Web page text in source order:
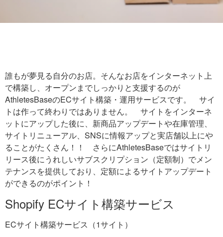
誰もが夢見る自分のお店。そんなお店をインターネット上
で構築し、オープンまでしっかりと支援するのが
AthletesBaseのECサイト構築・運用サービスです。 サイ
トは作って終わりではありません。 サイトをインターネ
ットにアップした後に、新商品アップデートや在庫管理、
サイトリニューアル、SNSに情報アップと実店舗以上にや
ることがたくさん！！ さらにAthletesBaseではサイトリ
リース後にうれしいサブスクリプション（定額制）でメン
テナンスを提供しており、定額によるサイトアップデート
ができるのがポイント！
Shopify ECサイト構築サービス
ECサイト構築サービス（1サイト）